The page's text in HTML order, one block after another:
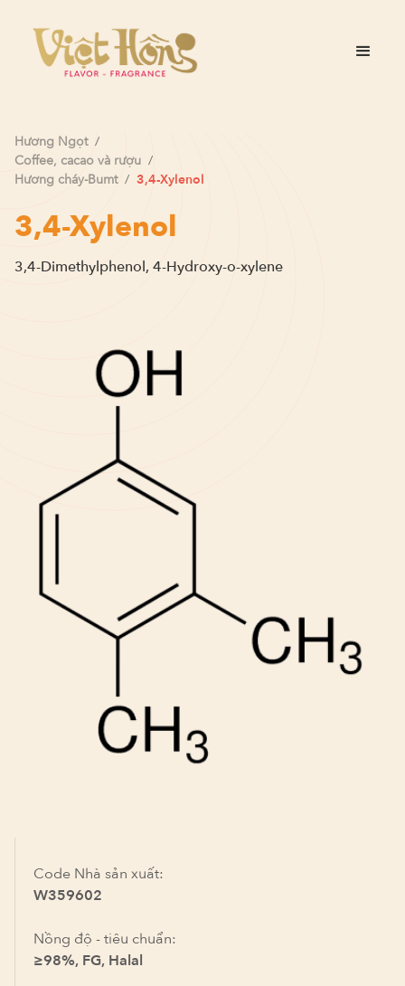
Hương Ngọt /
Coffee, cacao và rượu /
Hương cháy-Bumt / 3,4-Xylenol
3,4-Xylenol
3,4-Dimethylphenol, 4-Hydroxy-o-xylene
Code Nhà sản xuất:
W359602
Nồng độ - tiêu chuẩn:
≥98%, FG, Halal